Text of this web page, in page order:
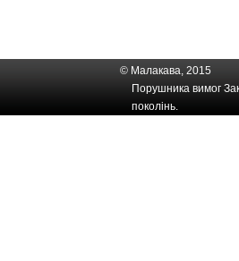
© Малакава, 2015
Порушника вимог
поколінь.